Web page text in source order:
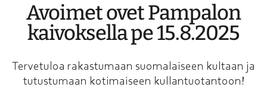
Avoimet ovet Pampa­lon
kaivok­sel­la pe 15.8.2025
Tervetuloa rakastumaan suomalaiseen kultaan ja
tutustumaan kotimaiseen kullantuotantoon!